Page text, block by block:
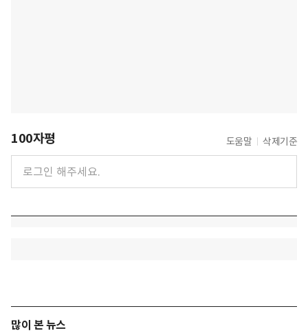
100자평 도움말 삭제기준
많이 본 뉴스